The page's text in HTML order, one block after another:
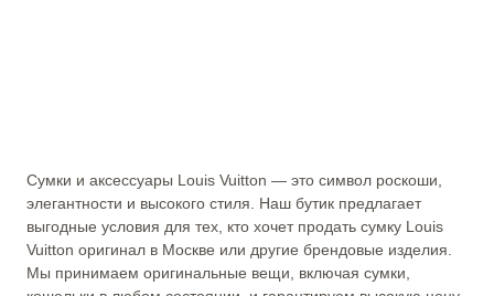
Сумки и аксессуары Louis Vuitton — это символ роскоши,
элегантности и высокого стиля. Наш бутик предлагает
выгодные условия для тех, кто хочет продать сумку Louis
Vuitton оригинал в Москве или другие брендовые изделия.
Мы принимаем оригинальные вещи, включая сумки,